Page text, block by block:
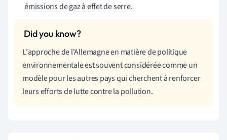
émissions de gaz à effet de serre.
L'approche de l'Allemagne en matière de politique
environnementale est souvent considérée comme un
modèle pour les autres pays qui cherchent à renforcer
leurs efforts de lutte contre la pollution.